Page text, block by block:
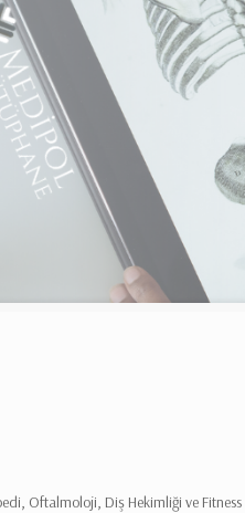
Oftalmoloji, Diş Hekimliği ve